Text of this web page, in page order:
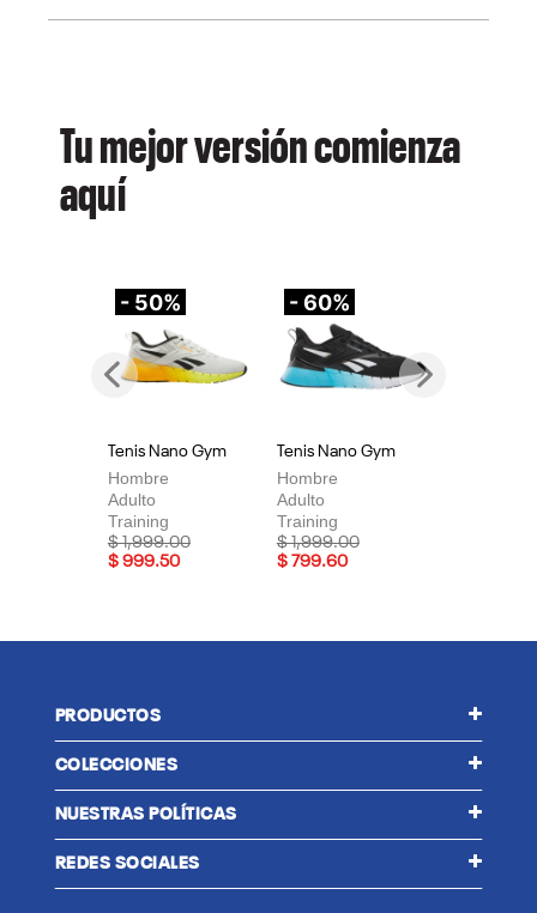
Tu mejor versión comienza
aquí
- 50%
Tenis Nano Gym
Hombre
Adulto
Training
Price reduced from
$ 1,999.00to
$ 999.50
- 60%
Tenis Nano Gym
Hombre
Adulto
Training
Price reduced from
$ 1,999.00to
$ 799.60
Previous
PRODUCTOS
COLECCIONES
NUESTRAS POLÍTICAS
REDES SOCIALES